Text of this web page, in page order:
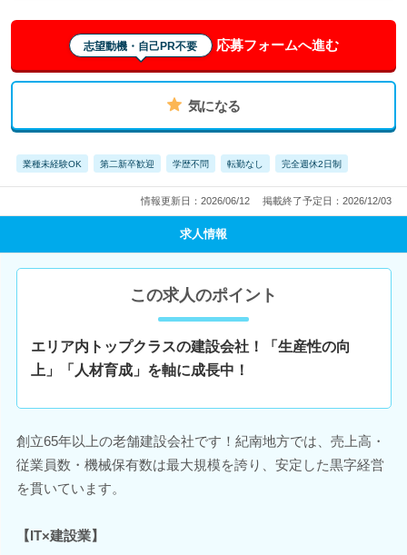
志望動機・自己PR不要 応募フォームへ進む
気になる
業種未経験OK 第二新卒歓迎 学歴不問 転勤なし 完全週休2日制
情報更新日：2026/06/12 掲載終了予定日：2026/12/03
求人情報
この求人のポイント
エリア内トップクラスの建設会社！「生産性の向
上」「人材育成」を軸に成長中！
創立65年以上の老舗建設会社です！紀南地方では、売上高・
従業員数・機械保有数は最大規模を誇り、安定した黒字経営
を貫いています。
【IT×建設業】